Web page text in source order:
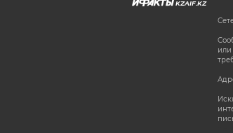
KZAIF.KZ